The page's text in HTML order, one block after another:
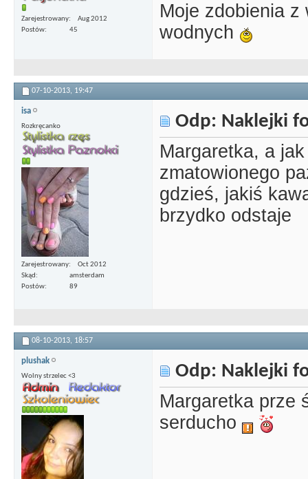
Zarejestrowany
Aug 2012
Postów
45
Moje zdobienia
wodnych
07-10-2013, 19:47
isa
Rozkręcanko
Zarejestrowany
Oct 2012
Skąd
amsterdam
Postów
89
Odp: Naklejki
Margaretka, a
zmatowionego
gdzieś, jakiś
brzydko odstaje
08-10-2013, 18:57
plushak
Wolny strzelec <3 Odp: Naklejki
Margaretka prze
serducho